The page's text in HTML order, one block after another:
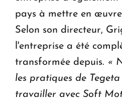
pays à mettre en
Selon son directeur,
l'entreprise a été
transformée depuis. «
les pratiques de
travailler avec Soft